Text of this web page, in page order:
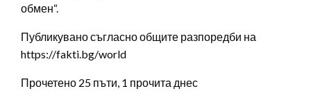
обмен“.
Публикувано съгласно общите разпоредби на
https://fakti.bg/world
Прочетено 25 пъти, 1 прочита днес